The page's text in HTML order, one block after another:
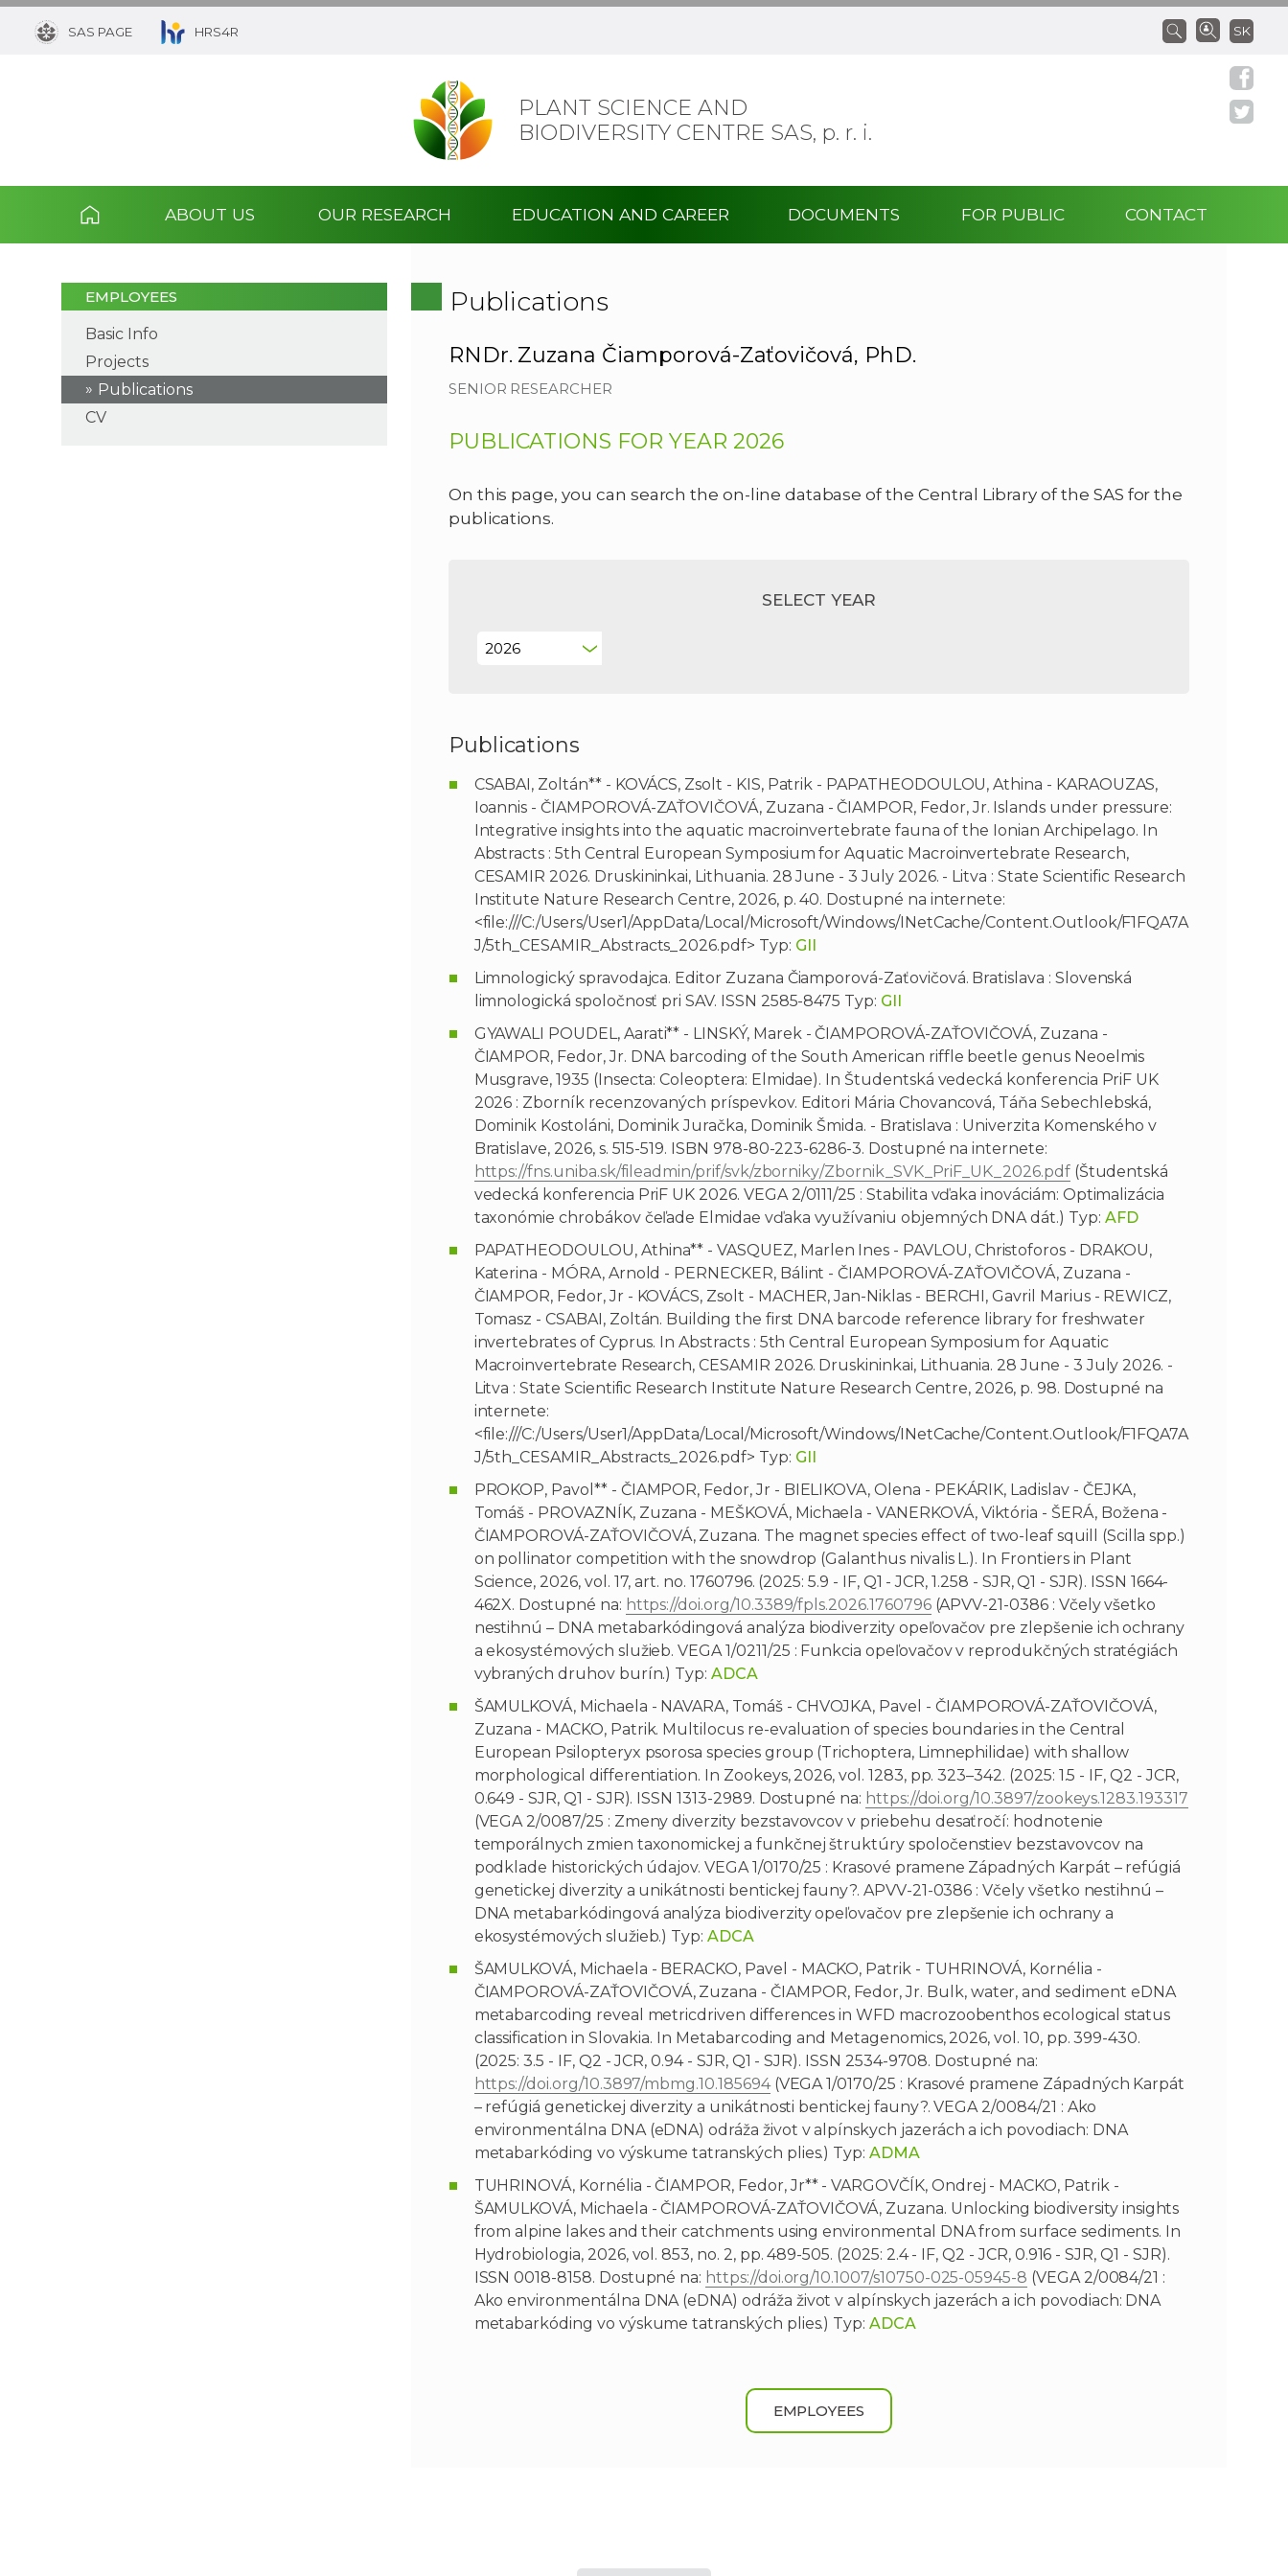
PLANT SCIENCE AND
BIODIVERSITY CENTRE SAS, p. r. i.
SAS PAGE HRS4R SK
ABOUT US OUR RESEARCH EDUCATION AND CAREER DOCUMENTS FOR PUBLIC CONTACT
EMPLOYEES
Basic Info
Projects
Publications
CV
Publications
RNDr. Zuzana Čiamporová-Zaťovičová, PhD.
SENIOR RESEARCHER
PUBLICATIONS FOR YEAR 2026
On this page, you can search the on-line database of the Central Library of the SAS for the
publications.
SELECT YEAR
Publications
CSABAI, Zoltán** - KOVÁCS, Zsolt - KIS, Patrik - PAPATHEODOULOU, Athina - KARAOUZAS,
Ioannis - ČIAMPOROVÁ-ZAŤOVIČOVÁ, Zuzana - ČIAMPOR, Fedor, Jr. Islands under pressure:
Integrative insights into the aquatic macroinvertebrate fauna of the Ionian Archipelago. In
Abstracts : 5th Central European Symposium for Aquatic Macroinvertebrate Research,
CESAMIR 2026. Druskininkai, Lithuania. 28 June - 3 July 2026. - Litva : State Scientific Research
Institute Nature Research Centre, 2026, p. 40. Dostupné na internete:
<file:///C:/Users/User1/AppData/Local/Microsoft/Windows/INetCache/Content.Outlook/F1FQA7A
J/5th_CESAMIR_Abstracts_2026.pdf> Typ: GII
Limnologický spravodajca. Editor Zuzana Čiamporová-Zaťovičová. Bratislava : Slovenská
limnologická spoločnosť pri SAV. ISSN 2585-8475 Typ: GII
GYAWALI POUDEL, Aarati** - LINSKÝ, Marek - ČIAMPOROVÁ-ZAŤOVIČOVÁ, Zuzana -
ČIAMPOR, Fedor, Jr. DNA barcoding of the South American riffle beetle genus Neoelmis
Musgrave, 1935 (Insecta: Coleoptera: Elmidae). In Študentská vedecká konferencia PriF UK
2026 : Zborník recenzovaných príspevkov. Editori Mária Chovancová, Táňa Sebechlebská,
Dominik Kostoláni, Dominik Juračka, Dominik Šmida. - Bratislava : Univerzita Komenského v
Bratislave, 2026, s. 515-519. ISBN 978-80-223-6286-3. Dostupné na internete:
https://fns.uniba.sk/fileadmin/prif/svk/zborniky/Zbornik_SVK_PriF_UK_2026.pdf(Študentská
vedecká konferencia PriF UK 2026. VEGA 2/0111/25 : Stabilita vďaka inováciám: Optimalizácia
taxonómie chrobákov čeľade Elmidae vďaka využívaniu objemných DNA dát.) Typ: AFD
PAPATHEODOULOU, Athina** - VASQUEZ, Marlen Ines - PAVLOU, Christoforos - DRAKOU,
Katerina - MÓRA, Arnold - PERNECKER, Bálint - ČIAMPOROVÁ-ZAŤOVIČOVÁ, Zuzana -
ČIAMPOR, Fedor, Jr - KOVÁCS, Zsolt - MACHER, Jan-Niklas - BERCHI, Gavril Marius - REWICZ,
Tomasz - CSABAI, Zoltán. Building the first DNA barcode reference library for freshwater
invertebrates of Cyprus. In Abstracts : 5th Central European Symposium for Aquatic
Macroinvertebrate Research, CESAMIR 2026. Druskininkai, Lithuania. 28 June - 3 July 2026. -
Litva : State Scientific Research Institute Nature Research Centre, 2026, p. 98. Dostupné na
internete:
<file:///C:/Users/User1/AppData/Local/Microsoft/Windows/INetCache/Content.Outlook/F1FQA7A
J/5th_CESAMIR_Abstracts_2026.pdf> Typ: GII
PROKOP, Pavol** - ČIAMPOR, Fedor, Jr - BIELIKOVA, Olena - PEKÁRIK, Ladislav - ČEJKA,
Tomáš - PROVAZNÍK, Zuzana - MEŠKOVÁ, Michaela - VANERKOVÁ, Viktória - ŠERÁ, Božena -
ČIAMPOROVÁ-ZAŤOVIČOVÁ, Zuzana. The magnet species effect of two-leaf squill (Scilla spp.)
on pollinator competition with the snowdrop (Galanthus nivalis L.). In Frontiers in Plant
Science, 2026, vol. 17, art. no. 1760796. (2025: 5.9 - IF, Q1 - JCR, 1.258 - SJR, Q1 - SJR). ISSN 1664-
462X. Dostupné na: https://doi.org/10.3389/fpls.2026.1760796(APVV-21-0386 : Včely všetko
nestihnú – DNA metabarkódingová analýza biodiverzity opeľovačov pre zlepšenie ich ochrany
a ekosystémových služieb. VEGA 1/0211/25 : Funkcia opeľovačov v reprodukčných stratégiách
vybraných druhov burín.) Typ:ADCA
ŠAMULKOVÁ, Michaela - NAVARA, Tomáš - CHVOJKA, Pavel - ČIAMPOROVÁ-ZAŤOVIČOVÁ,
Zuzana - MACKO, Patrik. Multilocus re-evaluation of species boundaries in the Central
European Psilopteryx psorosa species group (Trichoptera, Limnephilidae) with shallow
morphological differentiation. In Zookeys, 2026, vol. 1283, pp. 323–342. (2025: 1.5 - IF, Q2 - JCR,
0.649 - SJR, Q1 - SJR). ISSN 1313-2989. Dostupné na: https://doi.org/10.3897/zookeys.1283.193317
(VEGA 2/0087/25 : Zmeny diverzity bezstavovcov v priebehu desaťročí: hodnotenie
temporálnych zmien taxonomickej a funkčnej štruktúry spoločenstiev bezstavovcov na
podklade historických údajov. VEGA 1/0170/25 : Krasové pramene Západných Karpát – refúgiá
genetickej diverzity a unikátnosti bentickej fauny?. APVV-21-0386 : Včely všetko nestihnú –
DNA metabarkódingová analýza biodiverzity opeľovačov pre zlepšenie ich ochrany a
ekosystémových služieb.) Typ:ADCA
ŠAMULKOVÁ, Michaela - BERACKO, Pavel - MACKO, Patrik - TUHRINOVÁ, Kornélia -
ČIAMPOROVÁ-ZAŤOVIČOVÁ, Zuzana - ČIAMPOR, Fedor, Jr. Bulk, water, and sediment eDNA
metabarcoding reveal metricdriven differences in WFD macrozoobenthos ecological status
classification in Slovakia. In Metabarcoding and Metagenomics, 2026, vol. 10, pp. 399-430.
(2025: 3.5 - IF, Q2 - JCR, 0.94 - SJR, Q1 - SJR). ISSN 2534-9708. Dostupné na:
https://doi.org/10.3897/mbmg.10.185694(VEGA 1/0170/25 : Krasové pramene Západných Karpát
– refúgiá genetickej diverzity a unikátnosti bentickej fauny?. VEGA 2/0084/21 : Ako
environmentálna DNA (eDNA) odráža život v alpínskych jazerách a ich povodiach: DNA
metabarkóding vo výskume tatranských plies.) Typ:ADMA
TUHRINOVÁ, Kornélia - ČIAMPOR, Fedor, Jr** - VARGOVČÍK, Ondrej - MACKO, Patrik -
ŠAMULKOVÁ, Michaela - ČIAMPOROVÁ-ZAŤOVIČOVÁ, Zuzana. Unlocking biodiversity insights
from alpine lakes and their catchments using environmental DNA from surface sediments. In
Hydrobiologia, 2026, vol. 853, no. 2, pp. 489-505. (2025: 2.4 - IF, Q2 - JCR, 0.916 - SJR, Q1 - SJR).
ISSN 0018-8158. Dostupné na: https://doi.org/10.1007/s10750-025-05945-8 (VEGA 2/0084/21 :
Ako environmentálna DNA (eDNA) odráža život v alpínskych jazerách a ich povodiach: DNA
metabarkóding vo výskume tatranských plies.) Typ:ADCA
EMPLOYEES